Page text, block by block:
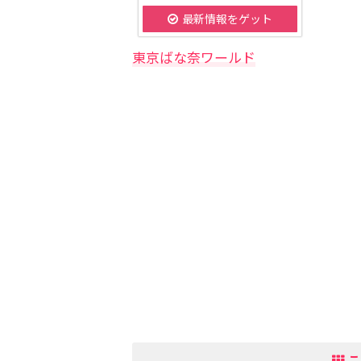
最新情報をゲット
東京ばな奈ワールド